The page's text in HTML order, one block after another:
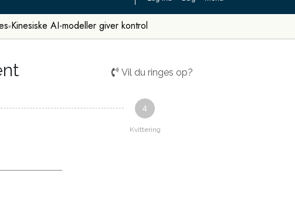
Kinesiske AI-modeller giver kontrol
Vil du ringes op?
4
Kvittering